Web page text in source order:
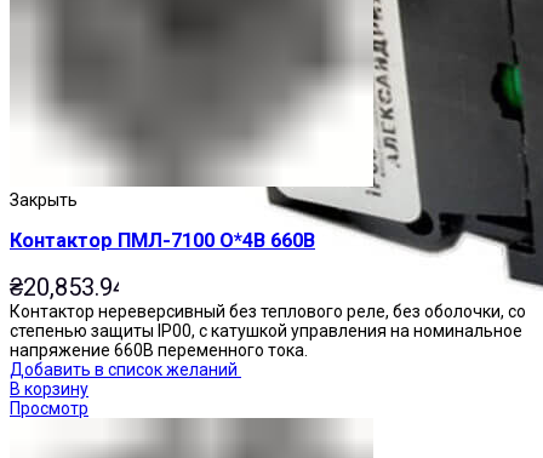
Закрыть
Контактор ПМЛ-7100 О*4В 660В
₴20,853.94
Контактор нереверсивный без теплового реле, без оболочки, со
степенью защиты IP00, с катушкой управления на номинальное
напряжение 660В переменного тока.
Добавить в список желаний
В корзину
Просмотр